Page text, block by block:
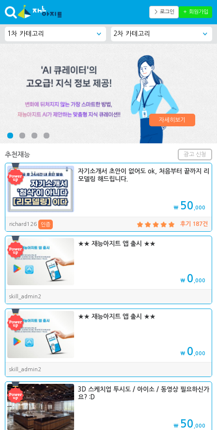
＞ 로그인 ＋ 회원가입
자세히보기
광고 신청
추천재능
자기소개서 초안이 없어도 ok, 처음부터 끝까지 리
모델링 해드립니다.
₩ 50 ,000
richard126 인증 후기 187건
★★ 재능아지트 앱 출시 ★★
₩ 0 ,000
skill_admin2
★★ 재능아지트 앱 출시 ★★
₩ 0 ,000
skill_admin2
3D 스케치업 투시도 / 아이소 / 동영상 필요하신가
요? :D
₩ 50 ,000